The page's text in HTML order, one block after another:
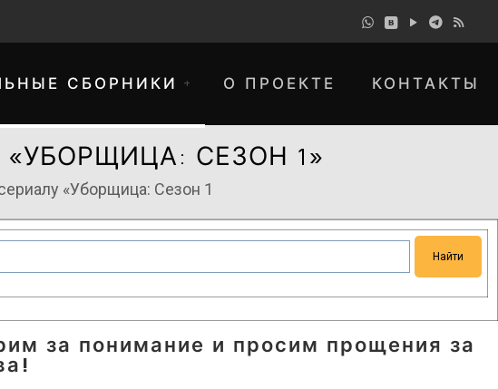
СБОРНИКИ О ПРОЕКТЕ КОНТАКТЫ
СЕЗОН 1»
«Уборщица: Сезон 1
за понимание и просим прощения за